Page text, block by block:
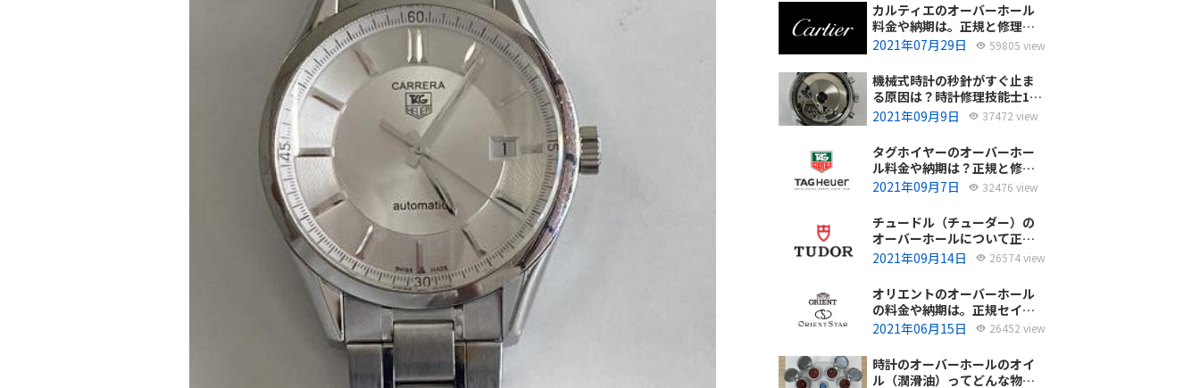
カルティエのオーバーホール
料金や納期は。正規と修理専
門店の比較どちらがおすす
2021年07月29日 59805 view
機械式時計の秒針がすぐ止ま
る原因は？時計修理技能士1級
の技術者がお答えします。
2021年09月9日 37472 view
タグホイヤーのオーバーホー
ル料金や納期は？正規と修理
専門店の比較、どちらがおす
2021年09月7日 32476 view
チュードル（チューダー）の
オーバーホールについて正規
サービスと腕時計修理専門店
どっち？
2021年09月14日 26574 view
オリエントのオーバーホール
の料金や納期は。正規セイコ
ーエプソンと修理専門店の比
2021年06月15日 26452 view
時計のオーバーホールのオイ
ル（潤滑油）ってどんな物を